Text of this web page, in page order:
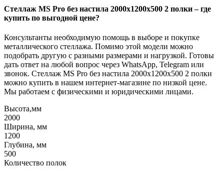
Стеллаж MS Pro без настила 2000х1200x500 2 полки – где
купить по выгодной цене?
Консультанты необходимую помощь в выборе и покупке
металлического стеллажа. Помимо этой модели можно
подобрать другую с разными размерами и нагрузкой. Готовы
дать ответ на любой вопрос через WhatsApp, Telegram или
звонок. Стеллаж MS Pro без настила 2000х1200x500 2 полки
можно купить в нашем интернет-магазине по низкой цене.
Мы работаем с физическими и юридическими лицами.
Высота,мм
2000
Ширина, мм
1200
Глубина, мм
500
Количество полок